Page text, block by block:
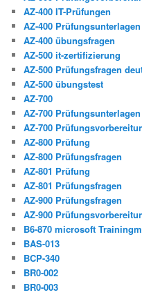
AZ-400 IT-Prüfungen
AZ-400 Prüfungsunterlagen
AZ-400 übungsfragen
AZ-500 it-zertifizierung
AZ-500 Prüfungsfragen
AZ-500 übungstest
AZ-700
AZ-700 Prüfungsunterlagen
AZ-700
AZ-800 Prüfung
AZ-800 Prüfungsfragen
AZ-801 Prüfung
AZ-801 Prüfungsfragen
AZ-900 Prüfungsfragen
AZ-900
B6-870 microsoft
BAS-013
BCP-340
BR0-002
BR0-003